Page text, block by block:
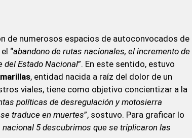
de numerosos espacios de autoconvocados de
“abandono de rutas nacionales, el incremento de
del Estado Nacional”. En este sentido, estuvo
, entidad nacida a raíz del dolor de un
viales, tiene como objetivo concientizar a la
políticas de desregulación y motosierra
traduce en muertes”, sostuvo. Para graficar lo
nacional 5 descubrimos que se triplicaron las